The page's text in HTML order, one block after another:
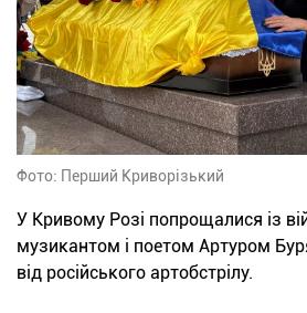
Фото: Перший Криворізький
У Кривому Розі попрощалися із
музикантом і поетом Артуром
від російського артобстрілу.